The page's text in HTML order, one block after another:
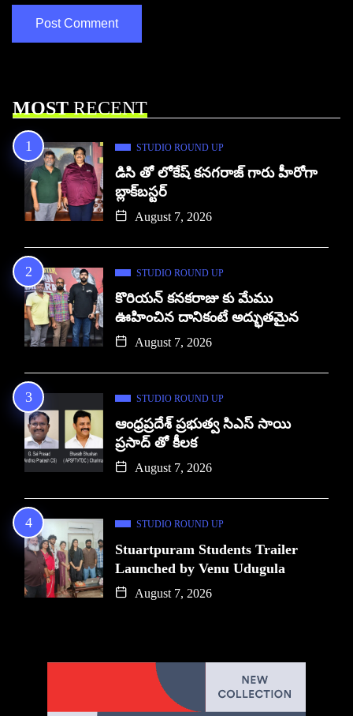
MOSTRECENT
STUDIO ROUND UP
డిసి తో లోకేష్ కనగరాజ్ గారు హీరోగా
బ్లాక్‌బస్టర్
August 7, 2026
STUDIO ROUND UP
కొరియన్ కనకరాజు కు మేము
ఊహించిన దానికంటే అద్భుతమైన
August 7, 2026
STUDIO ROUND UP
ఆంధ్రప్రదేశ్ ప్రభుత్వ సిఎస్ సాయి
ప్రసాద్ తో కీలక
August 7, 2026
STUDIO ROUND UP
Stuartpuram Students Trailer
Launched by Venu Udugula
August 7, 2026